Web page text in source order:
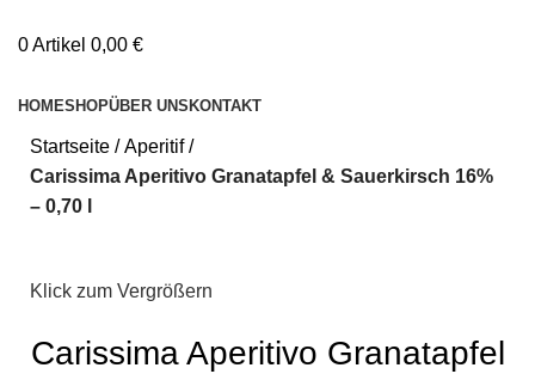
0Artikel 0,00 €
HOMESHOPÜBER UNS KONTAKT
Startseite
Aperitif
Carissima Aperitivo Granatapfel & Sauerkirsch 16%
– 0,70 l
Klick zum Vergrößern
Carissima Aperitivo Granatapfel